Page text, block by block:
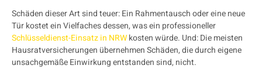
Schäden dieser Art sind teuer: Ein Rahmentausch oder eine neue
Tür kostet ein Vielfaches dessen, was ein professioneller
Schlüsseldienst-Einsatz in NRWkosten würde. Und: Die meisten
Hausratversicherungen übernehmen Schäden, die durch eigene
unsachgemäße Einwirkung entstanden sind, nicht.